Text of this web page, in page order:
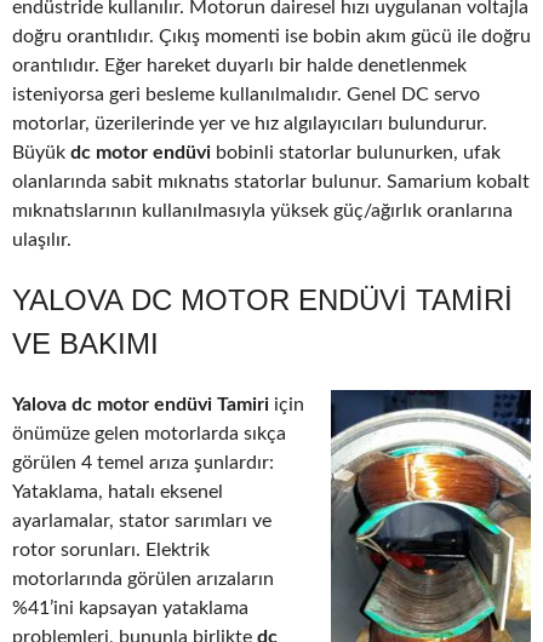
endüstride kullanılır. Motorun dairesel hızı uygulanan voltajla
doğru orantılıdır. Çıkış momenti ise bobin akım gücü ile doğru
orantılıdır. Eğer hareket duyarlı bir halde denetlenmek
isteniyorsa geri besleme kullanılmalıdır. Genel DC servo
motorlar, üzerilerinde yer ve hız algılayıcıları bulundurur.
Büyük dc motor endüvi bobinli statorlar bulunurken, ufak
olanlarında sabit mıknatıs statorlar bulunur. Samarium kobalt
mıknatıslarının kullanılmasıyla yüksek güç/ağırlık oranlarına
ulaşılır.
YALOVA DC MOTOR ENDÜVI TAMIRI
VE BAKIMI
Yalova dc motor endüvi Tamiri için
önümüze gelen motorlarda sıkça
görülen 4 temel arıza şunlardır:
Yataklama, hatalı eksenel
ayarlamalar, stator sarımları ve
rotor sorunları. Elektrik
motorlarında görülen arızaların
%41’ini kapsayan yataklama
problemleri, bununla birlikte dc